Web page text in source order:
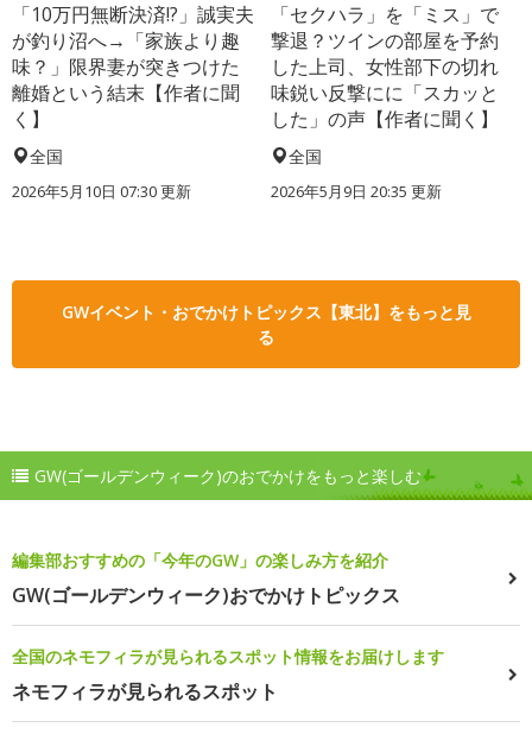
「10万円無断決済!?」誠実夫
が釣り沼へ→「家族より趣
味？」限界妻が突きつけた
離婚という結末【作者に聞
く】
全国
2026年5月10日 07:30 更新
「セクハラ」を「ミス」で
撃退？ツインの部屋を予約
した上司、女性部下の切れ
味鋭い反撃にに「スカッと
した」の声【作者に聞く】
全国
2026年5月9日 20:35 更新
GWイベント・おでかけトピックス【東北】をもっと見
る
GW(ゴールデンウィーク)のおでかけをもっと楽しむ
編集部おすすめの「今年のGW」の楽しみ方を紹介
GW(ゴールデンウィーク)おでかけトピックス
全国のネモフィラが見られるスポット情報をお届けします
ネモフィラが見られるスポット